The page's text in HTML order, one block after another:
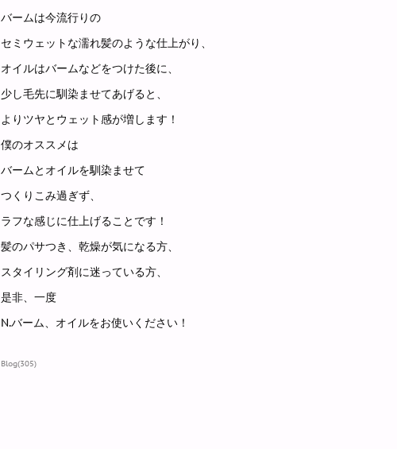
バームは今流行りの
セミウェットな濡れ髪のような仕上がり、
オイルはバームなどをつけた後に、
少し毛先に馴染ませてあげると、
よりツヤとウェット感が増します！
僕のオススメは
バームとオイルを馴染ませて
つくりこみ過ぎず、
ラフな感じに仕上げることです！
髪のパサつき、乾燥が気になる方、
スタイリング剤に迷っている方、
是非、一度
N.バーム、オイルをお使いください！
Blog(305)